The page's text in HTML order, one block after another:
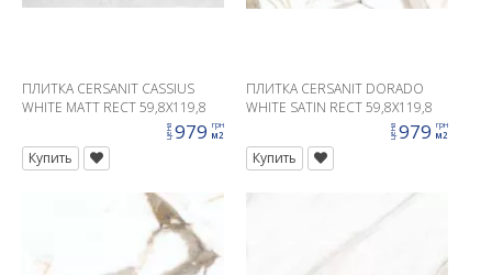
ПЛИТКА CERSANIT CASSIUS
WHITE MATT RECT 59,8X119,8
цена 979 грн
м2
Купить
ПЛИТКА CERSANIT DORADO
WHITE SATIN RECT 59,8X119,8
цена 979 грн
м2
Купить